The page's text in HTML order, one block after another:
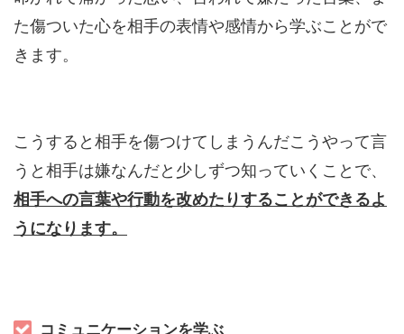
た傷ついた心を相手の表情や感情から学ぶことがで
きます。
こうすると相手を傷つけてしまうんだこうやって言
うと相手は嫌なんだと少しずつ知っていくことで、
相手への言葉や行動を改めたりすることができるよ
うになります。
コミュニケーションを学ぶ